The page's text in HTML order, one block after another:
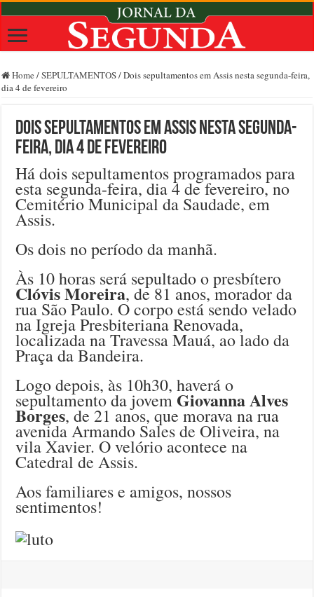
Home /SEPULTAMENTOS/Dois sepultamentos em Assis nesta segunda-feira,
dia 4 de fevereiro
Dois sepultamentos em Assis nesta segunda-
feira, dia 4 de fevereiro
Há dois sepultamentos programados para
esta segunda-feira, dia 4 de fevereiro, no
Cemitério Municipal da Saudade, em
Assis.
Os dois no período da manhã.
Às 10 horas será sepultado o presbítero
Clóvis Moreira, de 81 anos, morador da
rua São Paulo. O corpo está sendo velado
na Igreja Presbiteriana Renovada,
localizada na Travessa Mauá, ao lado da
Praça da Bandeira.
Logo depois, às 10h30, haverá o
sepultamento da jovem Giovanna Alves
Borges, de 21 anos, que morava na rua
avenida Armando Sales de Oliveira, na
vila Xavier. O velório acontece na
Catedral de Assis.
Aos familiares e amigos, nossos
sentimentos!